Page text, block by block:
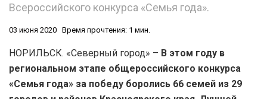
Всероссийского конкурса «Семья года».
03 июня 2020 Время прочтения: 1 мин.
НОРИЛЬСК. «Северный город» – В этом году в
региональном этапе общероссийского конкурса
«Семья года» за победу боролись 66 семей из 29